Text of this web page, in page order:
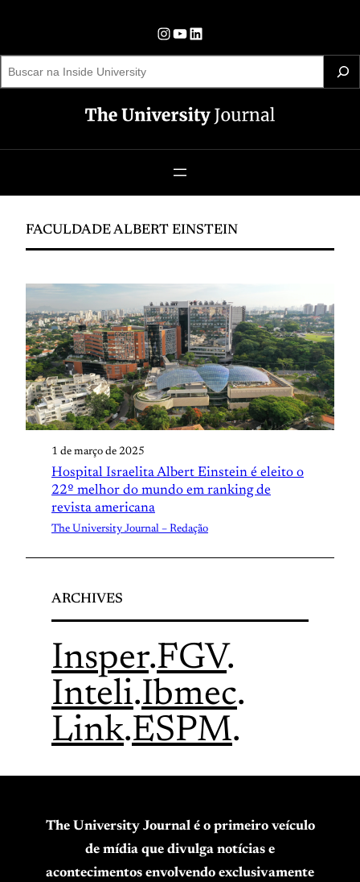
o
conteúdo
Instagram YouTube LinkedIn
S
r
FACULDADE ALBERT EINSTEIN
1 de março de 2025
Hospital Israelita Albert Einstein é eleito o
22º melhor do mundo em ranking de
revista americana
The University Journal – Redação
ARCHIVES
Insper.FGV.
Inteli.Ibmec.
Link.ESPM.
The University Journal é o primeiro veículo
de mídia que divulga notícias e
acontecimentos envolvendo exclusivamente